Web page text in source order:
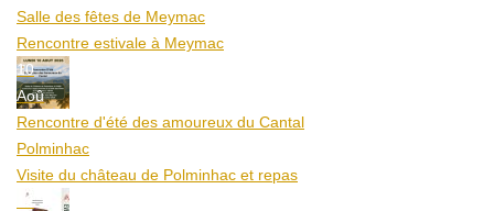
Salle des fêtes de Meymac
Rencontre estivale à Meymac
10
Aoû
Rencontre d'été des amoureux du Cantal
Polminhac
Visite du château de Polminhac et repas
12